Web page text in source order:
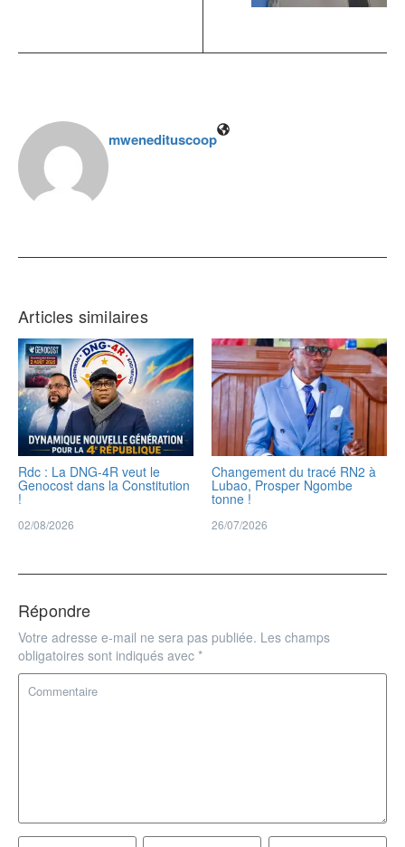
mwenedituscoop
Articles similaires
Rdc : La DNG-4R veut le
Genocost dans la Constitution
!
02/08/2026
Changement du tracé RN2 à
Lubao, Prosper Ngombe
tonne !
26/07/2026
Répondre
Votre adresse e-mail ne sera pas publiée. Les champs
obligatoires sont indiqués avec *